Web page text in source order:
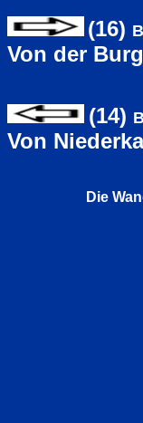
(16)
Von der
(14)
Von
Die